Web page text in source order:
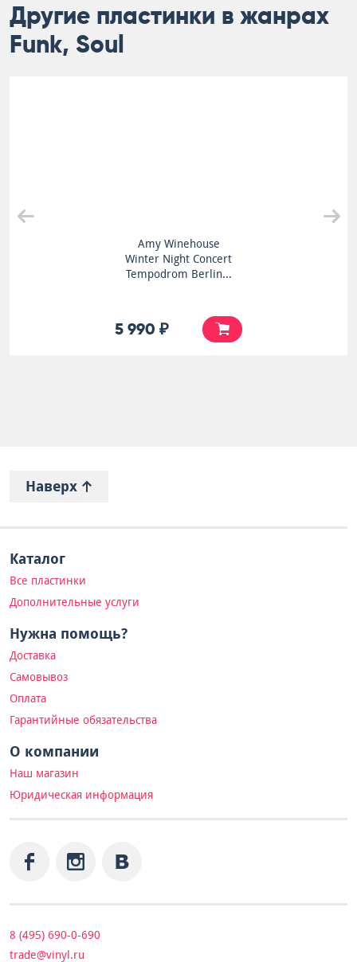
Другие пластинки в жанрах
Funk, Soul
Amy Winehouse
Winter Night Concert
Tempodrom Berlin...
5 990 ₽
Наверх
Каталог
Все пластинки
Дополнительные услуги
Нужна помощь?
Доставка
Самовывоз
Оплата
Гарантийные обязательства
О компании
Наш магазин
Юридическая информация
8 (495) 690-0-690
trade@vinyl.ru